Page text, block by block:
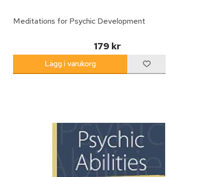
Meditations for Psychic Development
179 kr